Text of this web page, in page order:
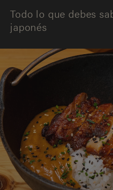
Todo lo que debes
japonés